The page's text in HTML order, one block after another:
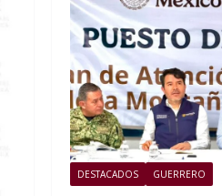
DESTACADOS GUERRERO